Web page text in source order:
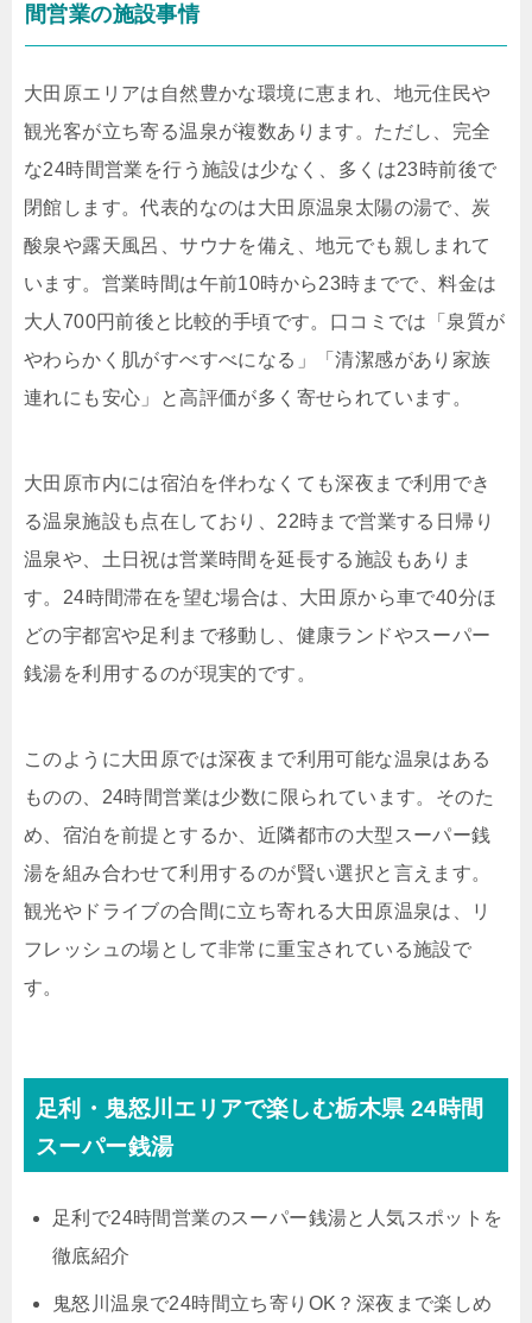
間営業の施設事情
大田原エリアは自然豊かな環境に恵まれ、地元住民や
観光客が立ち寄る温泉が複数あります。ただし、完全
な24時間営業を行う施設は少なく、多くは23時前後で
閉館します。代表的なのは大田原温泉太陽の湯で、炭
酸泉や露天風呂、サウナを備え、地元でも親しまれて
います。営業時間は午前10時から23時までで、料金は
大人700円前後と比較的手頃です。口コミでは「泉質が
やわらかく肌がすべすべになる」「清潔感があり家族
連れにも安心」と高評価が多く寄せられています。
大田原市内には宿泊を伴わなくても深夜まで利用でき
る温泉施設も点在しており、22時まで営業する日帰り
温泉や、土日祝は営業時間を延長する施設もありま
す。24時間滞在を望む場合は、大田原から車で40分ほ
どの宇都宮や足利まで移動し、健康ランドやスーパー
銭湯を利用するのが現実的です。
このように大田原では深夜まで利用可能な温泉はある
ものの、24時間営業は少数に限られています。そのた
め、宿泊を前提とするか、近隣都市の大型スーパー銭
湯を組み合わせて利用するのが賢い選択と言えます。
観光やドライブの合間に立ち寄れる大田原温泉は、リ
フレッシュの場として非常に重宝されている施設で
す。
足利・鬼怒川エリアで楽しむ栃木県 24時間
スーパー銭湯
足利で24時間営業のスーパー銭湯と人気スポットを
徹底紹介
鬼怒川温泉で24時間立ち寄りOK？深夜まで楽しめ